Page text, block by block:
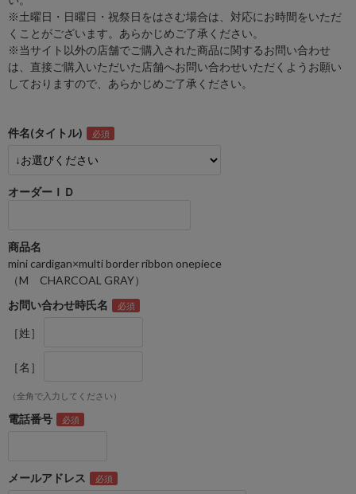
※土曜日・日曜日・祝祭日をはさむ場合は、対応にお時間をいただ
くことがございます。あらかじめご了承ください。
※当サイト以外の店舗でご購入された商品に関するお問い合わせ
は、直接ご購入いただいた店舗へお問い合わせいただくようお願い
しておりますので、あらかじめご了承ください。
件名(タイトル)
オーダーＩＤ
商品名
mini cardigan×multi border ribbon onepiece
（M CHARCOAL GRAY）
お問い合わせ時氏名
［姓］
［名］
（全角で入力してください）
電話番号
メールアドレス